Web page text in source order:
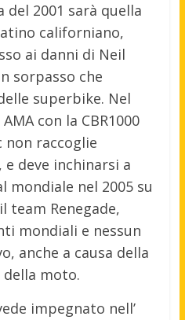
2001 sarà quella
californiano,
ai danni di Neil
sorpasso che
superbike. Nel
con la CBR1000
raccoglie
deve inchinarsi a
mondiale nel 2005 su
team Renegade,
mondiali e nessun
anche a causa della
moto.
impegnato nell’